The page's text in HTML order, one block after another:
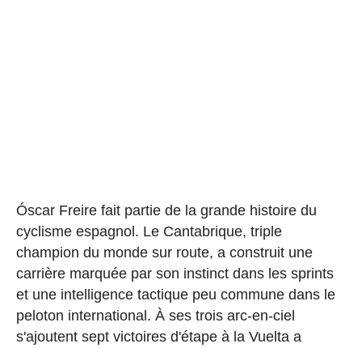
Óscar Freire fait partie de la grande histoire du
cyclisme espagnol. Le Cantabrique, triple
champion du monde sur route, a construit une
carrière marquée par son instinct dans les sprints
et une intelligence tactique peu commune dans le
peloton international. À ses trois arc-en-ciel
s'ajoutent sept victoires d'étape à la Vuelta a